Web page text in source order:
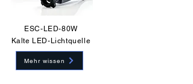
ESC-LED-80W
Kalte LED-Lichtquelle
Mehr wissen